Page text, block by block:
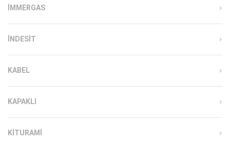
İMMERGAS
INDESIT
KABEL
KAPAKLI
KITURAMI